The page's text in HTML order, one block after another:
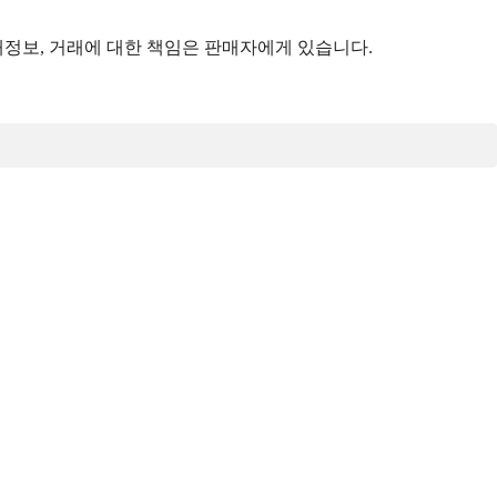
보, 거래에 대한 책임은 판매자에게 있습니다.